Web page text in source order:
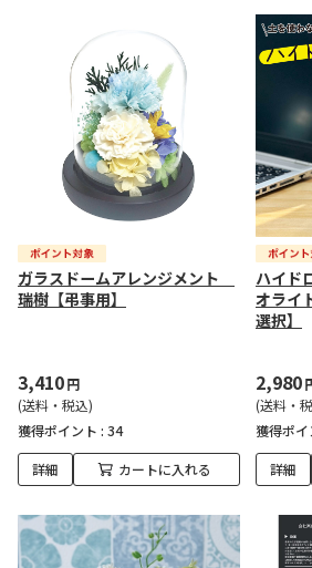
ガラスドームアレンジメント
瑞樹【弔事用】
3,410円
(送料・税込)
獲得ポイント : 34
詳細 カートに入れる
ハイド
オライ
選択】
2,980
(送料・
獲得ポイ
詳細